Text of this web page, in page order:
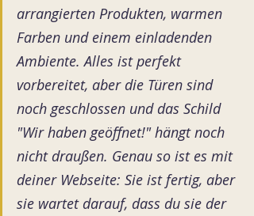
arrangierten Produkten, warmen
Farben und einem einladenden
Ambiente. Alles ist perfekt
vorbereitet, aber die Türen sind
noch geschlossen und das Schild
"Wir haben geöffnet!" hängt noch
nicht draußen. Genau so ist es mit
deiner Webseite: Sie ist fertig, aber
sie wartet darauf, dass du sie der